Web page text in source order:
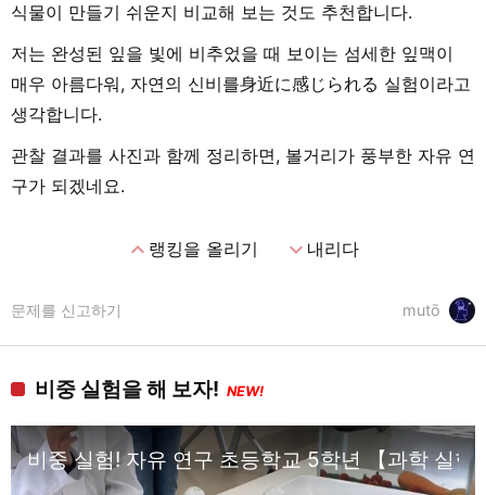
식물이 만들기 쉬운지 비교해 보는 것도 추천합니다.
저는 완성된 잎을 빛에 비추었을 때 보이는 섬세한 잎맥이
매우 아름다워, 자연의 신비를身近に感じられる 실험이라고
생각합니다.
관찰 결과를 사진과 함께 정리하면, 볼거리가 풍부한 자유 연
구가 되겠네요.
expand_less랭킹을 올리기 expand_more내리다
mutō
문제를 신고하기
비중 실험을 해 보자! NEW!
비중 실험! 자유 연구 초등학교 5학년 【과학 실험